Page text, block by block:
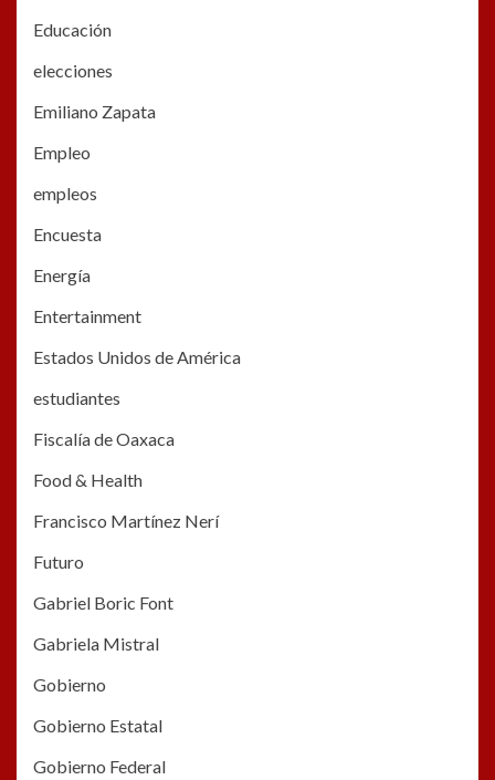
Educación
elecciones
Emiliano Zapata
Empleo
empleos
Encuesta
Energía
Entertainment
Estados Unidos de América
estudiantes
Fiscalía de Oaxaca
Food & Health
Francisco Martínez Nerí
Futuro
Gabriel Boric Font
Gabriela Mistral
Gobierno
Gobierno Estatal
Gobierno Federal